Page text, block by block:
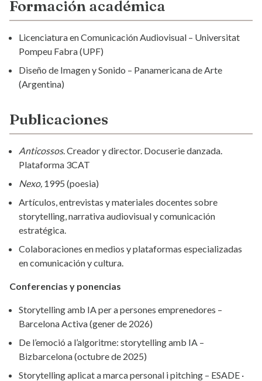
Formación académica
Licenciatura en Comunicación Audiovisual – Universitat
Pompeu Fabra (UPF)
Diseño de Imagen y Sonido – Panamericana de Arte
(Argentina)
Publicaciones
Anticossos. Creador y director. Docuserie danzada.
Plataforma 3CAT
Nexo, 1995 (poesia)
Artículos, entrevistas y materiales docentes sobre
storytelling, narrativa audiovisual y comunicación
estratégica.
Colaboraciones en medios y plataformas especializadas
en comunicación y cultura.
Conferencias y ponencias
Storytelling amb IA per a persones emprenedores –
Barcelona Activa (gener de 2026)
De l’emoció a l’algoritme: storytelling amb IA –
Bizbarcelona (octubre de 2025)
Storytelling aplicat a marca personal i pitching – ESADE ·